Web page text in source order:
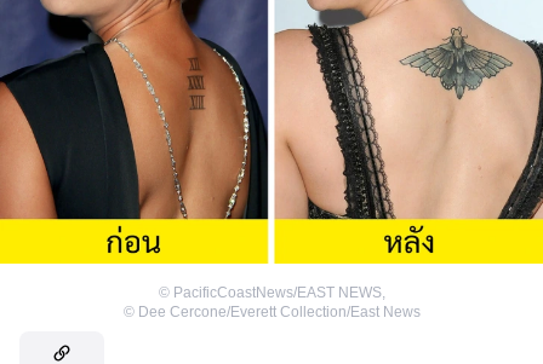
© PacificCoastNews/EAST NEWS,
© Dee Cercone/Everett Collection/East News